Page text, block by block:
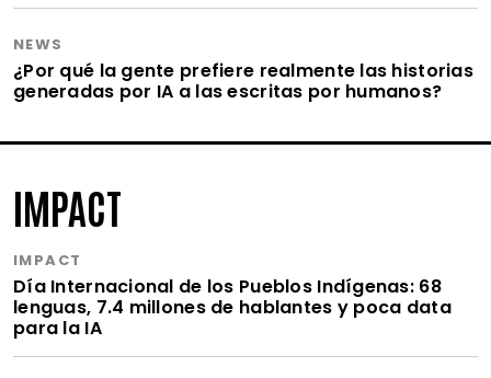
NEWS
¿Por qué la gente prefiere realmente las historias
generadas por IA a las escritas por humanos?
IMPACT
IMPACT
Día Internacional de los Pueblos Indígenas: 68
lenguas, 7.4 millones de hablantes y poca data
para la IA